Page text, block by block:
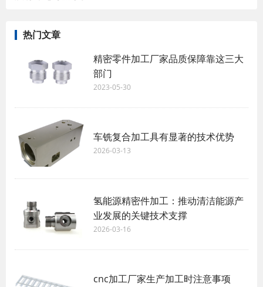
热门文章
精密零件加工厂家​品质保障靠这三大
部门
2023-05-30
车铣复合加工具有显著的技术优势
2026-03-13
氢能源精密件加工：推动清洁能源产
业发展的关键技术支撑
2026-03-16
cnc加工厂家生产加工时注意事项